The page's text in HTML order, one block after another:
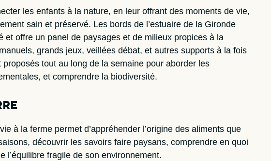
les enfants à la nature, en leur offrant des moments de vie,
sain et préservé. Les bords de l’estuaire de la Gironde
et offre un panel de paysages et de milieux propices à la
grands jeux, veillées débat, et autres supports à la fois
proposés tout au long de la semaine pour aborder les
et comprendre la biodiversité.
à la ferme permet d’appréhender l’origine des aliments que
découvrir les savoirs faire paysans, comprendre en quoi
l’équilibre fragile de son environnement.